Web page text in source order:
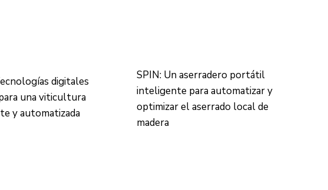
digitales
una viticultura
y automatizada
SPIN: Un aserradero portátil
inteligente para automatizar y
optimizar el aserrado local de
madera